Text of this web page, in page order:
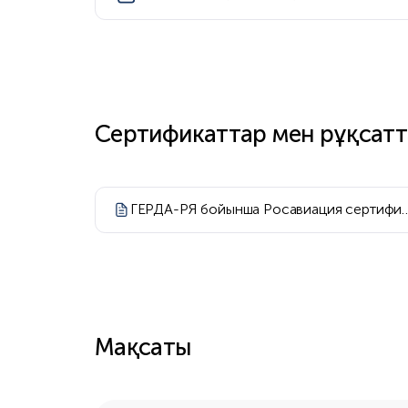
Сертификаттар мен
ГЕРДА-РЯ бойынша
Мақсаты